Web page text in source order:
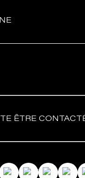
ÊTRE
RGPD - Politique des